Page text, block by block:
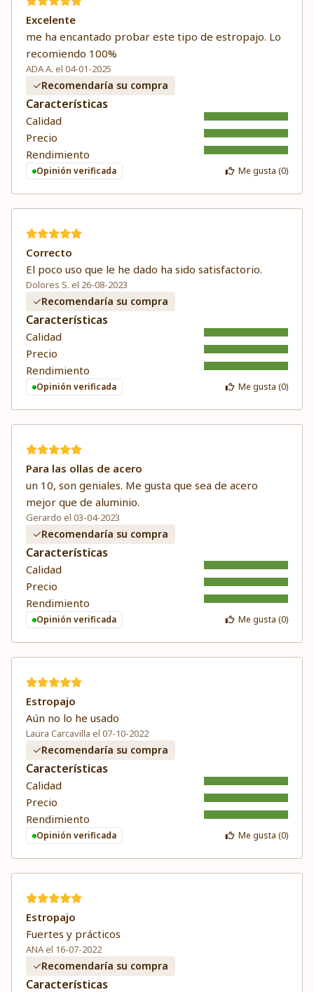
Excelente
me ha encantado probar este tipo de estropajo. Lo
recomiendo 100%
ADA A. el 04-01-2025
Recomendaría su compra
Características
Calidad
Precio
Rendimiento
Opinión verificada Me gusta (0)
Correcto
El poco uso que le he dado ha sido satisfactorio.
Dolores S. el 26-08-2023
Recomendaría su compra
Características
Calidad
Precio
Rendimiento
Opinión verificada Me gusta (0)
Para las ollas de acero
un 10, son geniales. Me gusta que sea de acero
mejor que de aluminio.
Gerardo el 03-04-2023
Recomendaría su compra
Características
Calidad
Precio
Rendimiento
Opinión verificada Me gusta (0)
Estropajo
Aún no lo he usado
Laura Carcavilla el 07-10-2022
Recomendaría su compra
Características
Calidad
Precio
Rendimiento
Opinión verificada Me gusta (0)
Estropajo
Fuertes y prácticos
ANA el 16-07-2022
Recomendaría su compra
Características